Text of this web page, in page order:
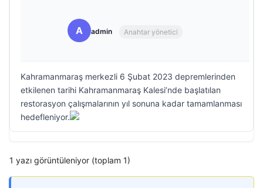
A admin Anahtar yönetici
Kahramanmaraş merkezli 6 Şubat 2023 depremlerinden
etkilenen tarihi Kahramanmaraş Kalesi’nde başlatılan
restorasyon çalışmalarının yıl sonuna kadar tamamlanması
hedefleniyor.
1 yazı görüntüleniyor (toplam 1)